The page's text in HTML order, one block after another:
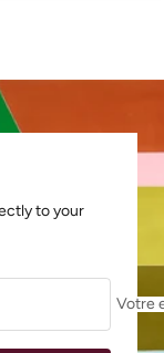
to your
Votre